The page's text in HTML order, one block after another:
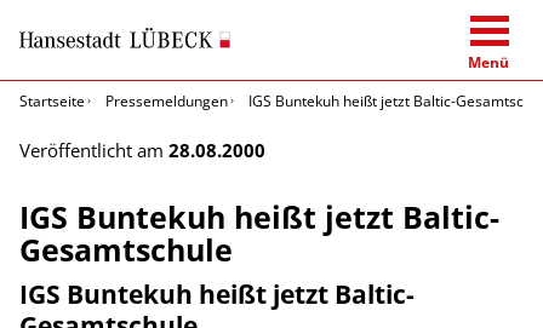
Menü
Startseite
Pressemeldungen IGS Buntekuh heißt jetzt Baltic-
Veröffentlicht am 28.08.2000
IGS Buntekuh heißt jetzt Baltic-
Gesamtschule
IGS Buntekuh heißt jetzt Baltic-